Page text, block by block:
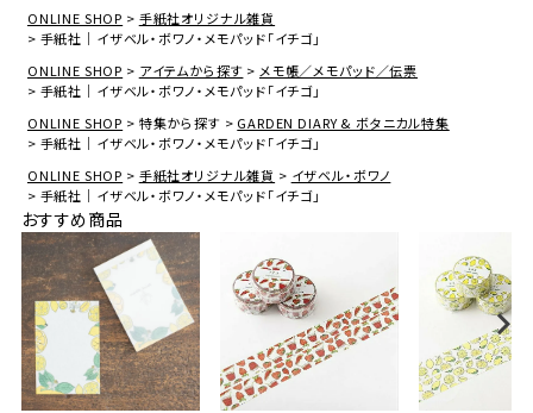
ONLINE SHOP
手紙社オリジナル雑貨
手紙社｜イザベル・ボワノ・メモパッド「イチゴ」
ONLINE SHOP
アイテムから探す
メモ帳／メモパッド／伝票
手紙社｜イザベル・ボワノ・メモパッド「イチゴ」
ONLINE SHOP
特集から探す
GARDEN DIARY & ボタニカル特集
手紙社｜イザベル・ボワノ・メモパッド「イチゴ」
ONLINE SHOP
手紙社オリジナル雑貨
イザベル・ボワノ
手紙社｜イザベル・ボワノ・メモパッド「イチゴ」
おすすめ商品